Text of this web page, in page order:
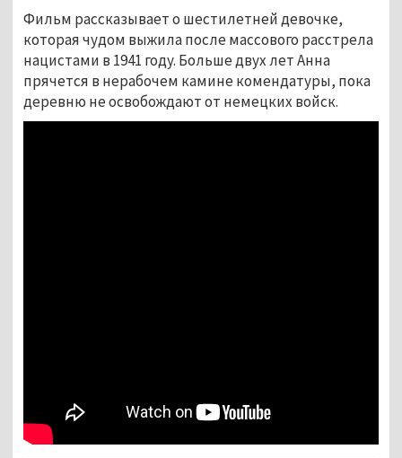
Фильм рассказывает о шестилетней девочке,
которая чудом выжила после массового расстрела
нацистами в 1941 году. Больше двух лет Анна
прячется в нерабочем камине комендатуры, пока
деревню не освобождают от немецких войск.